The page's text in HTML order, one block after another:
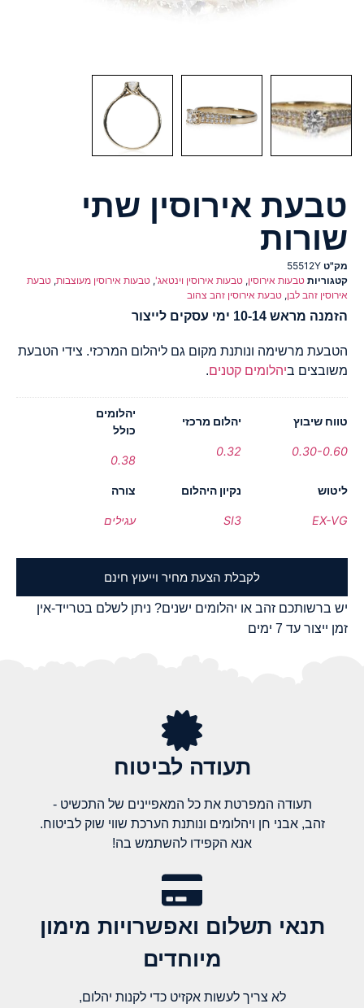
טבעת אירוסין שתי
שורות
מק"ט 55512Y
קטגוריות טבעות אירוסין, טבעות אירוסין וינטאג', טבעות אירוסין מעוצבות, טבעת
אירוסין זהב לבן, טבעת אירוסין זהב צהוב
הזמנה מראש 10-14 ימי עסקים לייצור
הטבעת מרשימה ונותנת מקום גם ליהלום המרכזי. צידי הטבעת
משובצים ביהלומים קטנים.
טווח שיבוץ
0.30-0.60
יהלום מרכזי
0.32
יהלומים
כולל
0.38
ליטוש
EX-VG
נקיון היהלום
SI3
צורה
עגילים
לקבלת הצעת מחיר וייעוץ חינם
יש ברשותכם זהב או יהלומים ישנים? ניתן לשלם בטרייד-אין
זמן ייצור עד 7 ימים
תעודה לביטוח
תעודה המפרטת את כל המאפיינים של התכשיט -
זהב, אבני חן ויהלומים ונותנת הערכת שווי שוק לביטוח.
אנא הקפידו להשתמש בה!
תנאי תשלום ואפשרויות מימון
מיוחדים
לא צריך לעשות אקזיט כדי לקנות יהלום,